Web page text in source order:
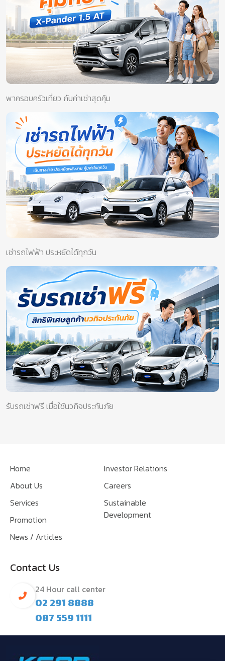
พาครอบครัวเที่ยว กับค่าเช่าสุดคุ้ม
เช่ารถไฟฟ้า ประหยัดได้ทุกวัน
รับรถเช่าฟรี เมื่อใช้นวกิจประกันภัย
Home
About Us
Services
Promotion
News / Articles
Investor Relations
Careers
Sustainable
Development
Contact Us
24 Hour call center
02 291 8888
087 559 1111